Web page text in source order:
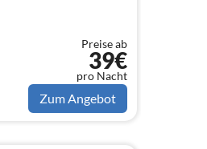
Preise ab
39€
pro Nacht
Zum Angebot